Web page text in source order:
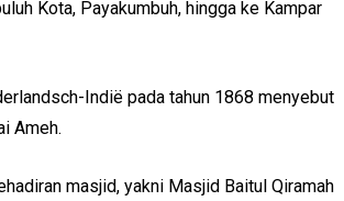
Kota, Payakumbuh, hingga ke Kampar
Indië pada tahun 1868 menyebut
Ameh.
masjid, yakni Masjid Baitul Qiramah